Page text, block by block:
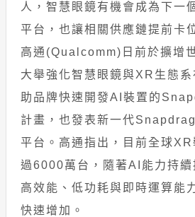
人，智慧眼鏡有機會成為下一
平台，也讓相關供應鏈提前卡
高通(Qualcomm)日前於擴增
大舉強化智慧眼鏡與XR生態
助品牌快速開發AI裝置的
計畫，也發表新一代
平台。高通指出，目前全球
過6000萬台，隨著AI能力持續
高效能、低功耗與即時運算能
快速增加。